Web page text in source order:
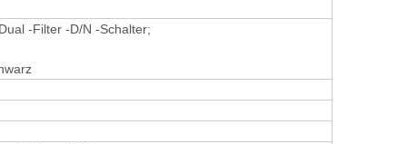
-Filter -D/N -Schalter;